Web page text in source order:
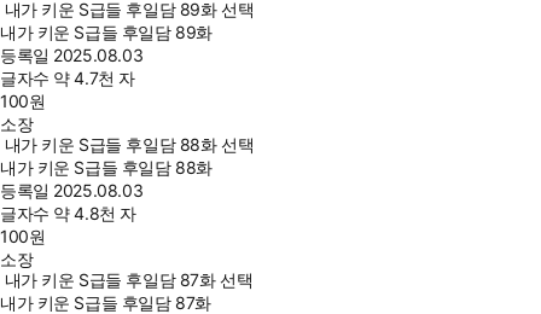
내가 키운 S급들 후일담 89화 선택
내가 키운 S급들 후일담 89화
등록일 2025.08.03
글자수 약 4.7천 자
100원
소장
내가 키운 S급들 후일담 88화 선택
내가 키운 S급들 후일담 88화
등록일 2025.08.03
글자수 약 4.8천 자
100원
소장
내가 키운 S급들 후일담 87화 선택
내가 키운 S급들 후일담 87화